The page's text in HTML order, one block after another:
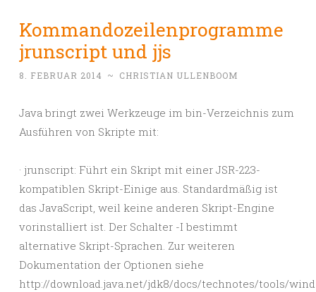
Kommandozeilenprogramme
jrunscript und jjs
8. FEBRUAR 2014 ~ CHRISTIAN ULLENBOOM
Java bringt zwei Werkzeuge im bin-Verzeichnis zum
Ausführen von Skripte mit:
· jrunscript: Führt ein Skript mit einer JSR-223-
kompatiblen Skript-Einige aus. Standardmäßig ist
das JavaScript, weil keine anderen Skript-Engine
vorinstalliert ist. Der Schalter -I bestimmt
alternative Skript-Sprachen. Zur weiteren
Dokumentation der Optionen siehe
http://download.java.net/jdk8/docs/technotes/tools/